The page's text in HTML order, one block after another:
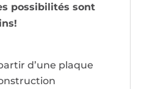
possibilités sont
d’une plaque